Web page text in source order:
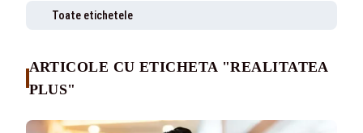
Toate etichetele
ARTICOLE CU ETICHETA "REALITATEA
PLUS"